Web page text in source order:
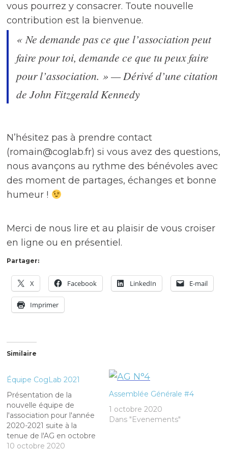
vous pourrez y consacrer. Toute nouvelle
contribution est la bienvenue.
« Ne demande pas ce que l’association peut
faire pour toi, demande ce que tu peux faire
pour l’association. » — Dérivé d’une citation
de John Fitzgerald Kennedy
N’hésitez pas à prendre contact
(romain@coglab.fr) si vous avez des questions,
nous avançons au rythme des bénévoles avec
des moment de partages, échanges et bonne
humeur !
Merci de nous lire et au plaisir de vous croiser
en ligne ou en présentiel.
Partager:
X Facebook LinkedIn E-mail
Imprimer
Similaire
Équipe CogLab 2021
Présentation de la
nouvelle équipe de
l'association pour l'année
2020-2021 suite à la
tenue de l'AG en octobre
2020. Suite à
10 octobre 2020
Assemblée Générale #4
1 octobre 2020
Dans "Evenements"